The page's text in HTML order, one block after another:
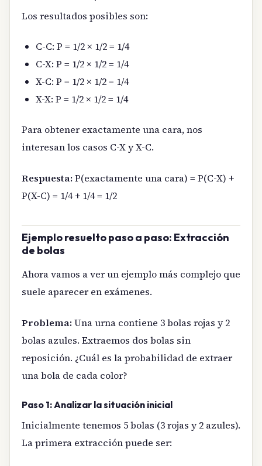
Los resultados posibles son:
C-C: P = 1/2 × 1/2 = 1/4
C-X: P = 1/2 × 1/2 = 1/4
X-C: P = 1/2 × 1/2 = 1/4
X-X: P = 1/2 × 1/2 = 1/4
Para obtener exactamente una cara, nos
interesan los casos C-X y X-C.
Respuesta:P(exactamente una cara) = P(C-X) +
P(X-C) = 1/4 + 1/4 = 1/2
Ejemplo resuelto paso a paso: Extracción
de bolas
Ahora vamos a ver un ejemplo más complejo que
suele aparecer en exámenes.
Problema:Una urna contiene 3 bolas rojas y 2
bolas azules. Extraemos dos bolas sin
reposición. ¿Cuál es la probabilidad de extraer
una bola de cada color?
Paso 1: Analizar la situación inicial
Inicialmente tenemos 5 bolas (3 rojas y 2 azules).
La primera extracción puede ser: